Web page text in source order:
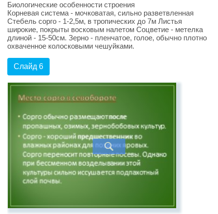
Биологические особенности строения
Корневая система - мочковатая, сильно разветвленная
Стебель сорго - 1-2,5м, в тропических до 7м Листья
широкие, покрыты восковым налетом Соцветие - метелка
длиной - 15-50см. Зерно - пленчатое, голое, обычно плотно
охваченное колосковыми чешуйками.
Слайд 6